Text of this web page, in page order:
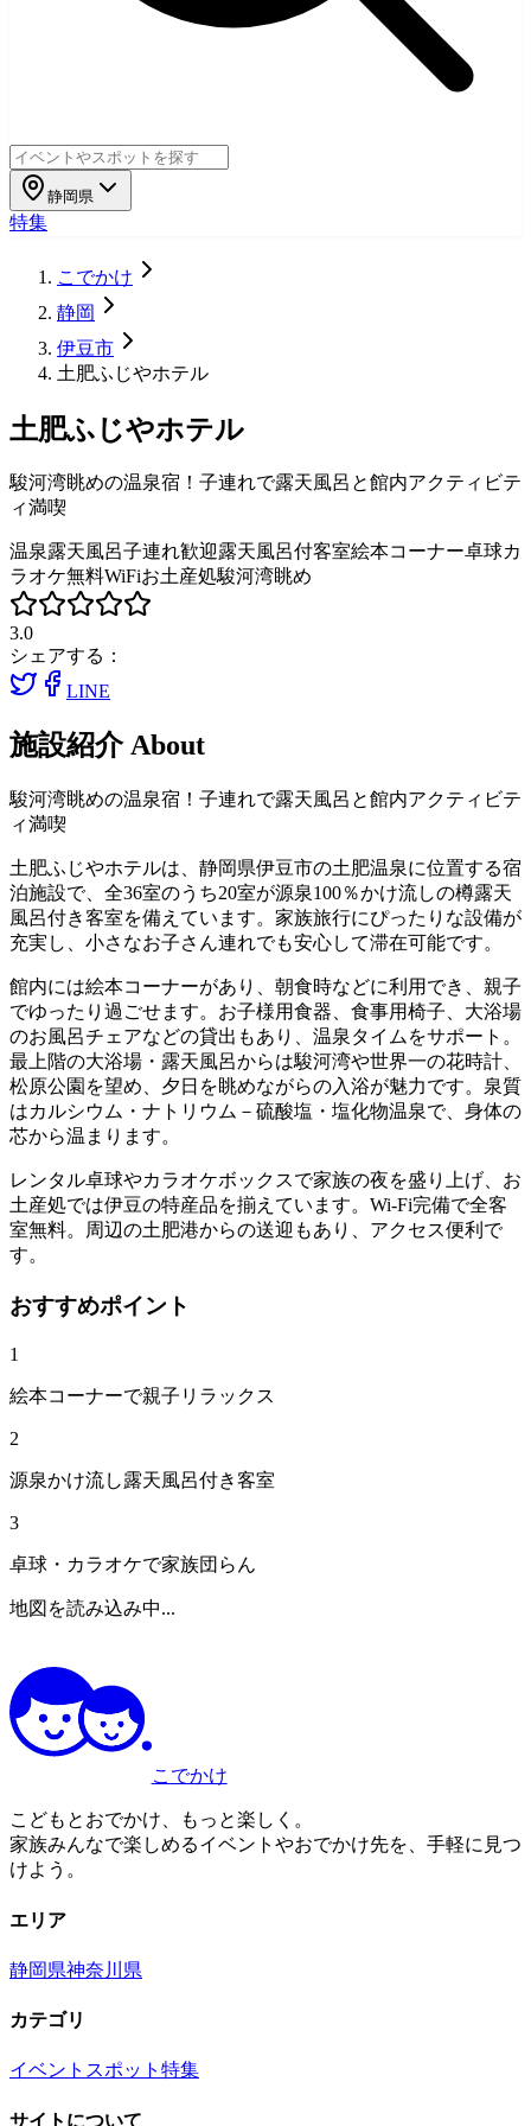
静岡県
特集
こでかけ
静岡
伊豆市
土肥ふじやホテル
土肥ふじやホテル
駿河湾眺めの温泉宿！子連れで露天風呂と館内アクティビテ
ィ満喫
温泉露天風呂子連れ歓迎露天風呂付客室絵本コーナー卓球カ
ラオケ無料WiFiお土産処駿河湾眺め
3.0
シェアする：
LINE
施設紹介 About
駿河湾眺めの温泉宿！子連れで露天風呂と館内アクティビテ
ィ満喫
土肥ふじやホテルは、静岡県伊豆市の土肥温泉に位置する宿
泊施設で、全36室のうち20室が源泉100％かけ流しの樽露天
風呂付き客室を備えています。家族旅行にぴったりな設備が
充実し、小さなお子さん連れでも安心して滞在可能です。
館内には絵本コーナーがあり、朝食時などに利用でき、親子
でゆったり過ごせます。お子様用食器、食事用椅子、大浴場
のお風呂チェアなどの貸出もあり、温泉タイムをサポート。
最上階の大浴場・露天風呂からは駿河湾や世界一の花時計、
松原公園を望め、夕日を眺めながらの入浴が魅力です。泉質
はカルシウム・ナトリウム－硫酸塩・塩化物温泉で、身体の
芯から温まります。
レンタル卓球やカラオケボックスで家族の夜を盛り上げ、お
土産処では伊豆の特産品を揃えています。Wi-Fi完備で全客
室無料。周辺の土肥港からの送迎もあり、アクセス便利で
す。
おすすめポイント
1
絵本コーナーで親子リラックス
2
源泉かけ流し露天風呂付き客室
3
卓球・カラオケで家族団らん
地図を読み込み中...
こでかけ
こどもとおでかけ、もっと楽しく。
家族みんなで楽しめるイベントやおでかけ先を、手軽に見つ
けよう。
エリア
静岡県神奈川県
カテゴリ
イベント スポット 特集
サイトについて